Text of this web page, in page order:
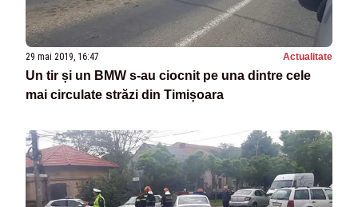
29 mai 2019, 16:47 Actualitate
Un tir și un BMW s-au ciocnit pe una dintre cele
mai circulate străzi din Timișoara